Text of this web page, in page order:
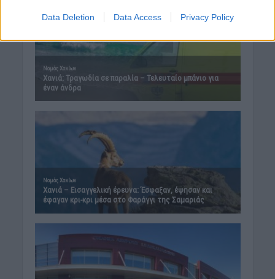
Data Deletion Data Access Privacy Policy